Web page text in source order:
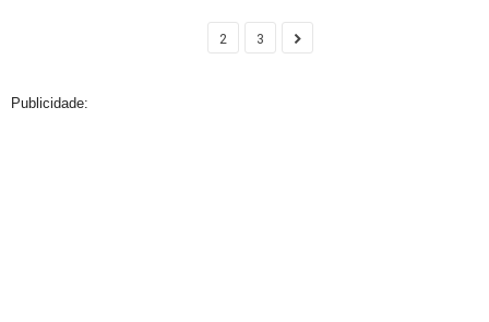
2 3
Publicidade: